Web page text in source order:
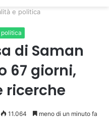
e politica
di Saman
67 giorni,
ricerche
11.064 meno di un minuto fa